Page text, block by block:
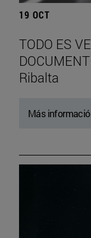
19 OCT
TODO ES
Ribalta
Más